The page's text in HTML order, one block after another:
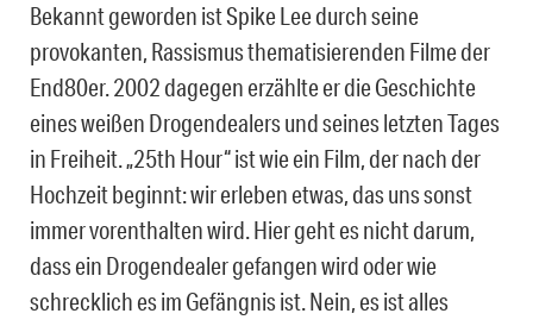
Bekannt geworden ist Spike Lee durch seine
provokanten, Rassismus thematisierenden Filme der
End80er. 2002 dagegen erzählte er die Geschichte
eines weißen Drogendealers und seines letzten Tages
in Freiheit. „25th Hour“ ist wie ein Film, der nach der
Hochzeit beginnt: wir erleben etwas, das uns sonst
immer vorenthalten wird. Hier geht es nicht darum,
dass ein Drogendealer gefangen wird oder wie
schrecklich es im Gefängnis ist. Nein, es ist alles